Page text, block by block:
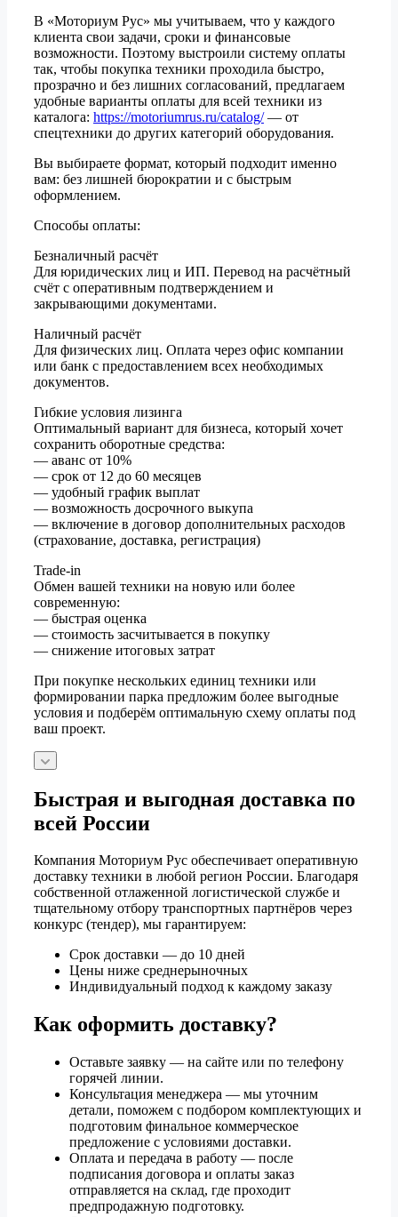
В «Моториум Рус» мы учитываем, что у каждого
клиента свои задачи, сроки и финансовые
возможности. Поэтому выстроили систему оплаты
так, чтобы покупка техники проходила быстро,
прозрачно и без лишних согласований, предлагаем
удобные варианты оплаты для всей техники из
каталога: https://motoriumrus.ru/catalog/— от
спецтехники до других категорий оборудования.
Вы выбираете формат, который подходит именно
вам: без лишней бюрократии и с быстрым
оформлением.
Способы оплаты:
Безналичный расчёт
Для юридических лиц и ИП. Перевод на расчётный
счёт с оперативным подтверждением и
закрывающими документами.
Наличный расчёт
Для физических лиц. Оплата через офис компании
или банк с предоставлением всех необходимых
документов.
Гибкие условия лизинга
Оптимальный вариант для бизнеса, который хочет
сохранить оборотные средства:
— аванс от 10%
— срок от 12 до 60 месяцев
— удобный график выплат
— возможность досрочного выкупа
— включение в договор дополнительных расходов
(страхование, доставка, регистрация)
Trade-in
Обмен вашей техники на новую или более
современную:
— быстрая оценка
— стоимость засчитывается в покупку
— снижение итоговых затрат
При покупке нескольких единиц техники или
формировании парка предложим более выгодные
условия и подберём оптимальную схему оплаты под
ваш проект.
Быстрая и выгодная доставка по
всей России
Компания Моториум Рус обеспечивает оперативную
доставку техники в любой регион России. Благодаря
собственной отлаженной логистической службе и
тщательному отбору транспортных партнёров через
конкурс (тендер), мы гарантируем:
Срок доставки — до 10 дней
Цены ниже среднерыночных
Индивидуальный подход к каждому заказу
Как оформить доставку?
Оставьте заявку — на сайте или по телефону
горячей линии.
Консультация менеджера — мы уточним
детали, поможем с подбором комплектующих и
подготовим финальное коммерческое
предложение с условиями доставки.
Оплата и передача в работу — после
подписания договора и оплаты заказ
отправляется на склад, где проходит
предпродажную подготовку.